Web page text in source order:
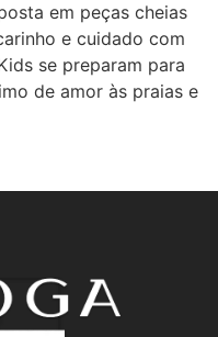
em peças cheias
e cuidado com
se preparam para
de amor às praias e